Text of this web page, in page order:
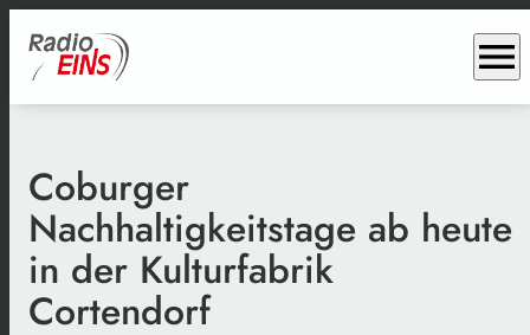
menu
Coburger
Nachhaltigkeitstage ab heute
in der Kulturfabrik
Cortendorf